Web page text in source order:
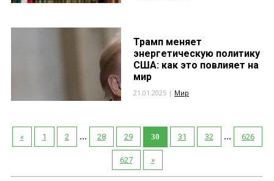
Трамп меняет
энергетическую политику
США: как это повлияет на
мир
21.01.2025 | Мир
« 1 2 ... 28 29 30 31 32 ... 626
627 »